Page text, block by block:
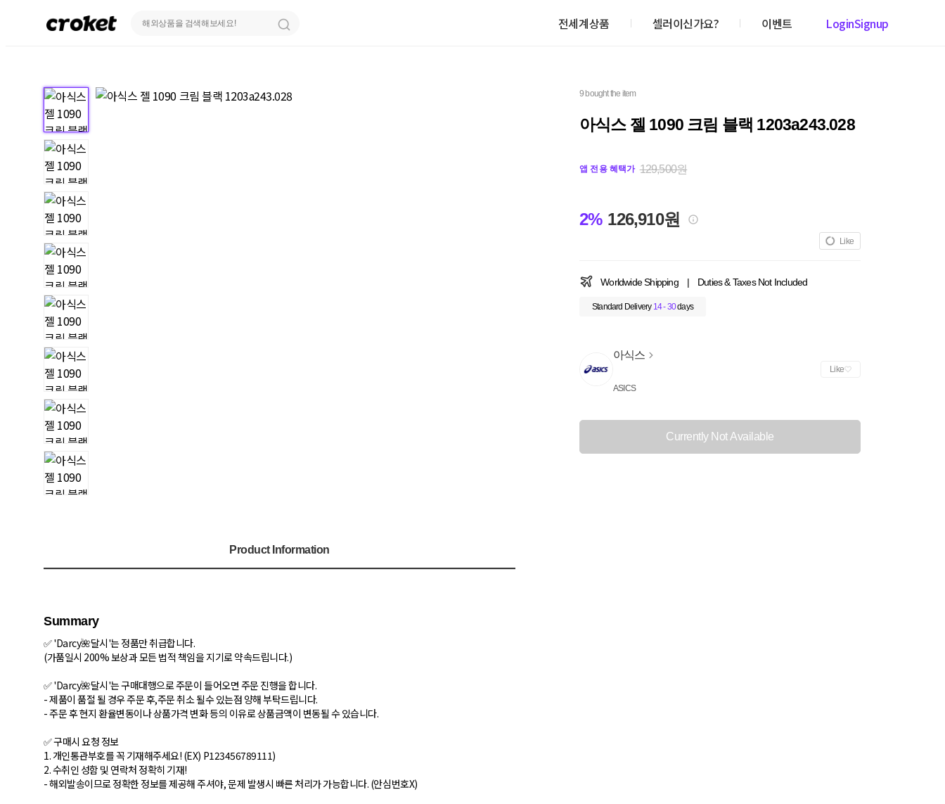
전세계상품 셀러이신가요? 이벤트 LoginSignup
9 bought the item
아식스 젤 1090 크림 블랙 1203a243.028
앱 전용 혜택가 129,500원
2% 126,910원
Like
Worldwide Shipping | Duties & Taxes Not Included
Standard Delivery 14 - 30days
아식스
ASICS
Like
Currently Not Available
Product Information
Summary
✅ 'Darcy🌺달시'는 정품만 취급합니다.
(가품일시 200% 보상과 모든 법적 책임을 지기로 약속드립니다.)
✅ 'Darcy🌺달시'는 구매대행으로 주문이 들어오면 주문 진행을 합니다.
- 제품이 품절 될 경우 주문 후,주문 취소 될수 있는점 양해 부탁드립니다.
- 주문 후 현지 환율변동이나 상품가격 변화 등의 이유로 상품금액이 변동될 수 있습니다.
✅ 구매시 요청 정보
1. 개인통관부호를 꼭 기재해주세요! (EX) P123456789111)
2. 수취인 성함 및 연락처 정확히 기재!
- 해외발송이므로 정확한 정보를 제공해 주셔야, 문제 발생시 빠른 처리가 가능합니다. (안심번호X)